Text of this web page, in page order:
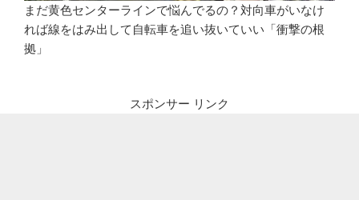
まだ黄色センターラインで悩んでるの？対向車がいなけ
れば線をはみ出して自転車を追い抜いていい「衝撃の根
拠」
スポンサー リンク